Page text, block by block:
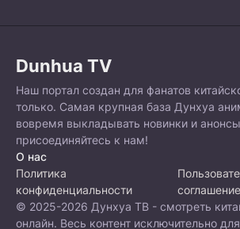
Dunhua TV
Наш портал создан для фанатов
только. Самая крупная база Дунхуа
вовремя выкладывать новинки и
присоединяйтесь к нам!
О нас
Политика
конфиденциальности
соглашение
© 2025-2026 Дунхуа ТВ - смотреть
онлайн. Весь контент исключительно